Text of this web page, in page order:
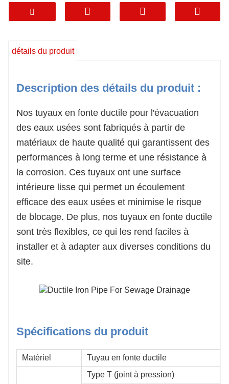
Shandong Xinghuasheng Steel Group Co., LTD
E-mail:
xinghuasheng@sdxinghuashengsteel.com
détails du produit
Description des détails du produit :
Nos tuyaux en fonte ductile pour l'évacuation
des eaux usées sont fabriqués à partir de
matériaux de haute qualité qui garantissent des
performances à long terme et une résistance à
la corrosion. Ces tuyaux ont une surface
intérieure lisse qui permet un écoulement
efficace des eaux usées et minimise le risque
de blocage. De plus, nos tuyaux en fonte ductile
sont très flexibles, ce qui les rend faciles à
installer et à adapter aux diverses conditions du
site.
Spécifications du produit
Matériel Tuyau en fonte ductile
Type T (joint à pression)